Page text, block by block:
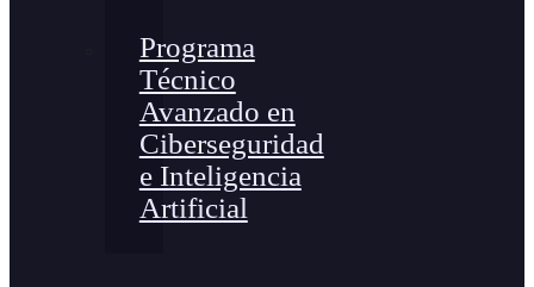
Programa
Técnico
Avanzado en
Ciberseguridad
e Inteligencia
Artificial